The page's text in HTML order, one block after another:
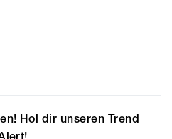
Hol dir unseren Trend